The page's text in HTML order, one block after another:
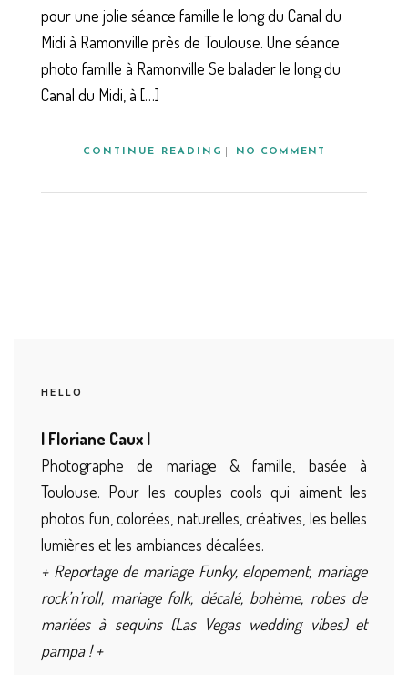
pour une jolie séance famille le long du Canal du
Midi à Ramonville près de Toulouse. Une séance
photo famille à Ramonville Se balader le long du
Canal du Midi, à […]
CONTINUE READING NO COMMENT
HELLO
| Floriane Caux |
Photographe de mariage & famille, basée à
Toulouse. Pour les couples cools qui aiment les
photos fun, colorées, naturelles, créatives, les belles
lumières et les ambiances décalées.
+ Reportage de mariage Funky, elopement, mariage
rock’n’roll, mariage folk, décalé, bohème, robes de
mariées à sequins (Las Vegas wedding vibes) et
pampa ! +